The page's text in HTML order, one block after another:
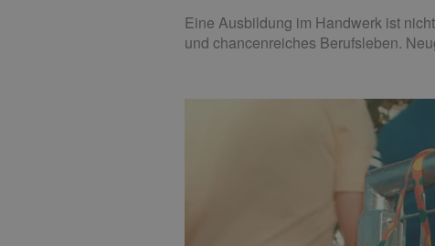
Eine Ausbildung im Handwerk ist
und chancenreiches Berufsleben.